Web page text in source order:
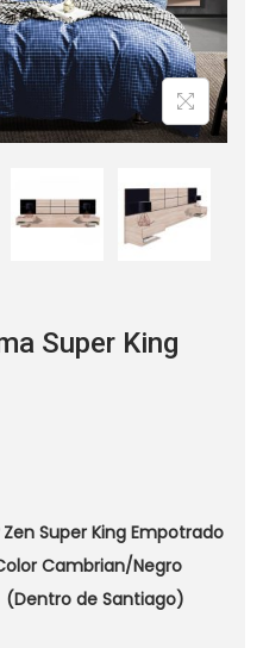
Super King
Super King Empotrado
Cambrian/Negro
de Santiago)